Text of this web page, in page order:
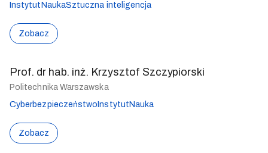
Instytut NaukaSztuczna inteligencja
Zobacz
Prof. dr hab. inż. Krzysztof Szczypiorski
Politechnika Warszawska
Cyberbezpieczeństwo Instytut Nauka
Zobacz